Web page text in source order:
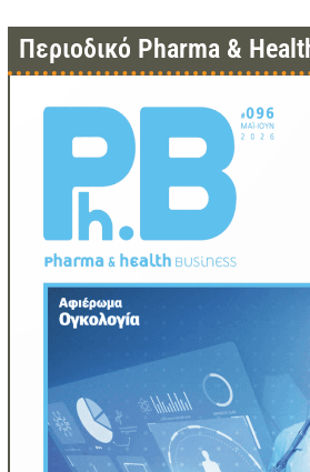
Περιοδικό Pharma &